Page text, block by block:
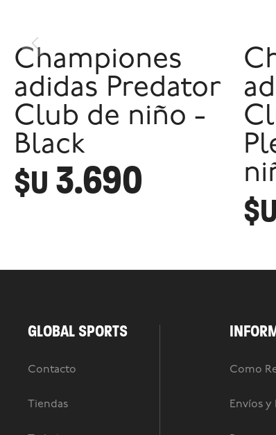
Championes
adidas Predator
Club de niño -
Black
$U 3.690
$U
GLOBAL SPORTS
Contacto
Tiendas
Como
Envíos